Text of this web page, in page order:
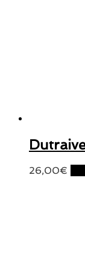
26,00€